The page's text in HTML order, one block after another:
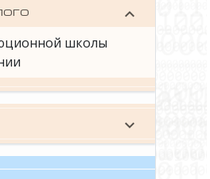
keyboard_arrow_down
школы
keyboard_arrow_down
во